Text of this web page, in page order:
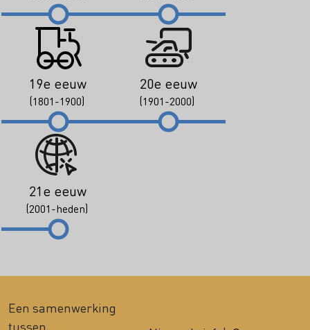
19e eeuw
(1801-1900)
20e eeuw
(1901-2000)
21e eeuw
(2001-heden)
Een samenwerking
tussen